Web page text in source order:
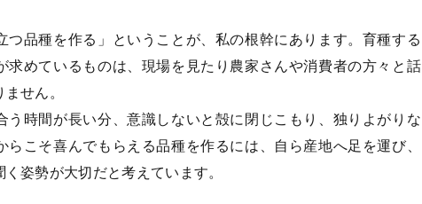
つ品種を作る」ということが、私の根幹にあります。育種する
求めているものは、現場を見たり農家さんや消費者の方々と話
せん。
う時間が長い分、意識しないと殻に閉じこもり、独りよがりな
らこそ喜んでもらえる品種を作るには、自ら産地へ足を運び、
姿勢が大切だと考えています。